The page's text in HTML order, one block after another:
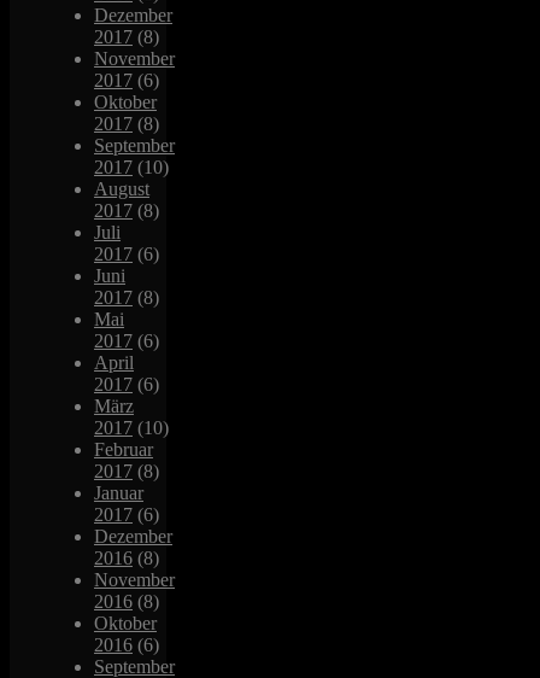
Dezember
2017 (8)
November
2017 (6)
Oktober
2017 (8)
September
2017 (10)
August
2017 (8)
Juli
2017 (6)
Juni
2017 (8)
Mai
2017 (6)
April
2017 (6)
März
2017 (10)
Februar
2017 (8)
Januar
2017 (6)
Dezember
2016 (8)
November
2016 (8)
Oktober
2016 (6)
September